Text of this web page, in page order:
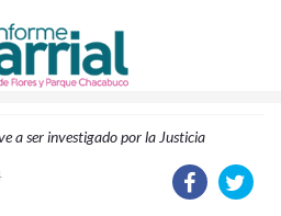
a ser investigado por la Justicia